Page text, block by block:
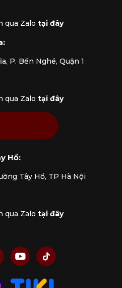
qua Zalo tại đây
P. Bến Nghé, Quận 1
qua Zalo tại đây
Hồ:
Tây Hồ, TP Hà Nội
qua Zalo tại đây